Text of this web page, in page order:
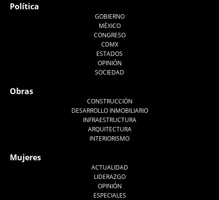
Política
GOBIERNO
MÉXICO
CONGRESO
CDMX
ESTADOS
OPINIÓN
SOCIEDAD
Obras
CONSTRUCCIÓN
DESARROLLO INMOBILIARIO
INFRAESTRUCTURA
ARQUITECTURA
INTERIORISMO
Mujeres
ACTUALIDAD
LIDERAZGO
OPINIÓN
ESPECIALES